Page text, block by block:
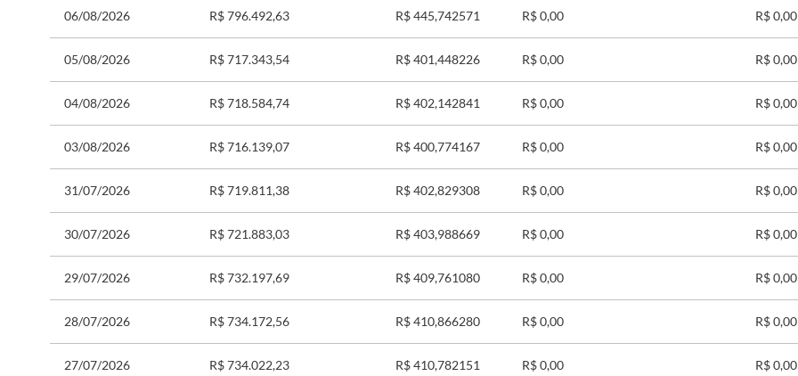
06/08/2026 R$ 796.492,63 R$ 445,742571 R$ 0,00 R$ 0,00
05/08/2026 R$ 717.343,54 R$ 401,448226 R$ 0,00 R$ 0,00
04/08/2026 R$ 718.584,74 R$ 402,142841 R$ 0,00 R$ 0,00
03/08/2026 R$ 716.139,07 R$ 400,774167 R$ 0,00 R$ 0,00
31/07/2026 R$ 719.811,38 R$ 402,829308 R$ 0,00 R$ 0,00
30/07/2026 R$ 721.883,03 R$ 403,988669 R$ 0,00 R$ 0,00
29/07/2026 R$ 732.197,69 R$ 409,761080 R$ 0,00 R$ 0,00
28/07/2026 R$ 734.172,56 R$ 410,866280 R$ 0,00 R$ 0,00
27/07/2026 R$ 734.022,23 R$ 410,782151 R$ 0,00 R$ 0,00